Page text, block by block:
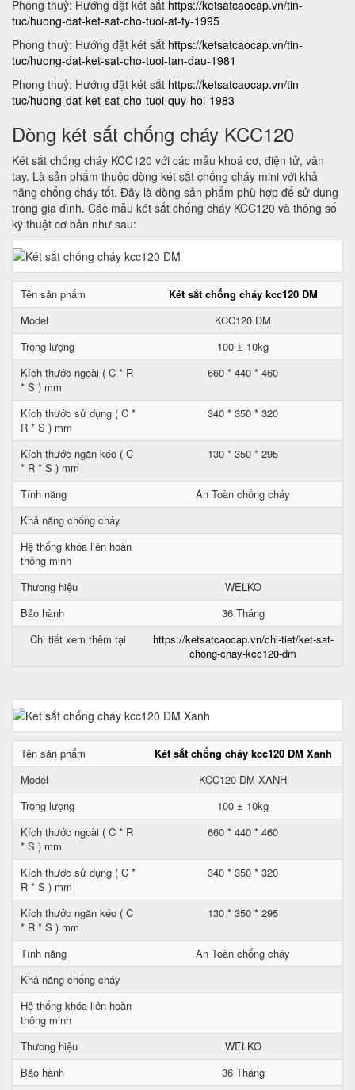
Phong thuỷ: Hướng đặt két sắt https://ketsatcaocap.vn/tin-
tuc/huong-dat-ket-sat-cho-tuoi-at-ty-1995
Phong thuỷ: Hướng đặt két sắt https://ketsatcaocap.vn/tin-
tuc/huong-dat-ket-sat-cho-tuoi-tan-dau-1981
Phong thuỷ: Hướng đặt két sắt https://ketsatcaocap.vn/tin-
tuc/huong-dat-ket-sat-cho-tuoi-quy-hoi-1983
Dòng két sắt chống cháy KCC120
Két sắt chống cháy KCC120 với các mẫu khoá cơ, điện tử, vân
tay. Là sản phẩm thuộc dòng két sắt chống cháy mini với khả
năng chống cháy tốt. Đây là dòng sản phẩm phù hợp để sử dụng
trong gia đình. Các mẫu két sắt chống cháy KCC120 và thông số
kỹ thuật cơ bản như sau:
Tên sản phẩm
Két sắt chống cháy kcc120 DM
Model
KCC120 DM
Trọng lượng
100 ± 10kg
Kích thước ngoài ( C * R
* S ) mm
660 * 440 * 460
Kích thước sử dụng ( C *
R * S ) mm
340 * 350 * 320
Kích thước ngăn kéo ( C
* R * S ) mm
130 * 350 * 295
Tính năng
An Toàn chống cháy
Khả năng chống cháy
Hệ thống khóa liên hoàn
thông minh
Thương hiệu
WELKO
Bảo hành
36 Tháng
Chi tiết xem thêm tại
https://ketsatcaocap.vn/chi-tiet/ket-sat-
chong-chay-kcc120-dm
Tên sản phẩm
Két sắt chống cháy kcc120 DM Xanh
Model
KCC120 DM XANH
Trọng lượng
100 ± 10kg
Kích thước ngoài ( C * R
* S ) mm
660 * 440 * 460
Kích thước sử dụng ( C *
R * S ) mm
340 * 350 * 320
Kích thước ngăn kéo ( C
* R * S ) mm
130 * 350 * 295
Tính năng
An Toàn chống cháy
Khả năng chống cháy
Hệ thống khóa liên hoàn
thông minh
Thương hiệu
WELKO
Bảo hành
36 Tháng